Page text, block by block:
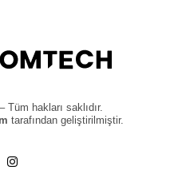
hakları saklıdır.
tarafından geliştirilmiştir.